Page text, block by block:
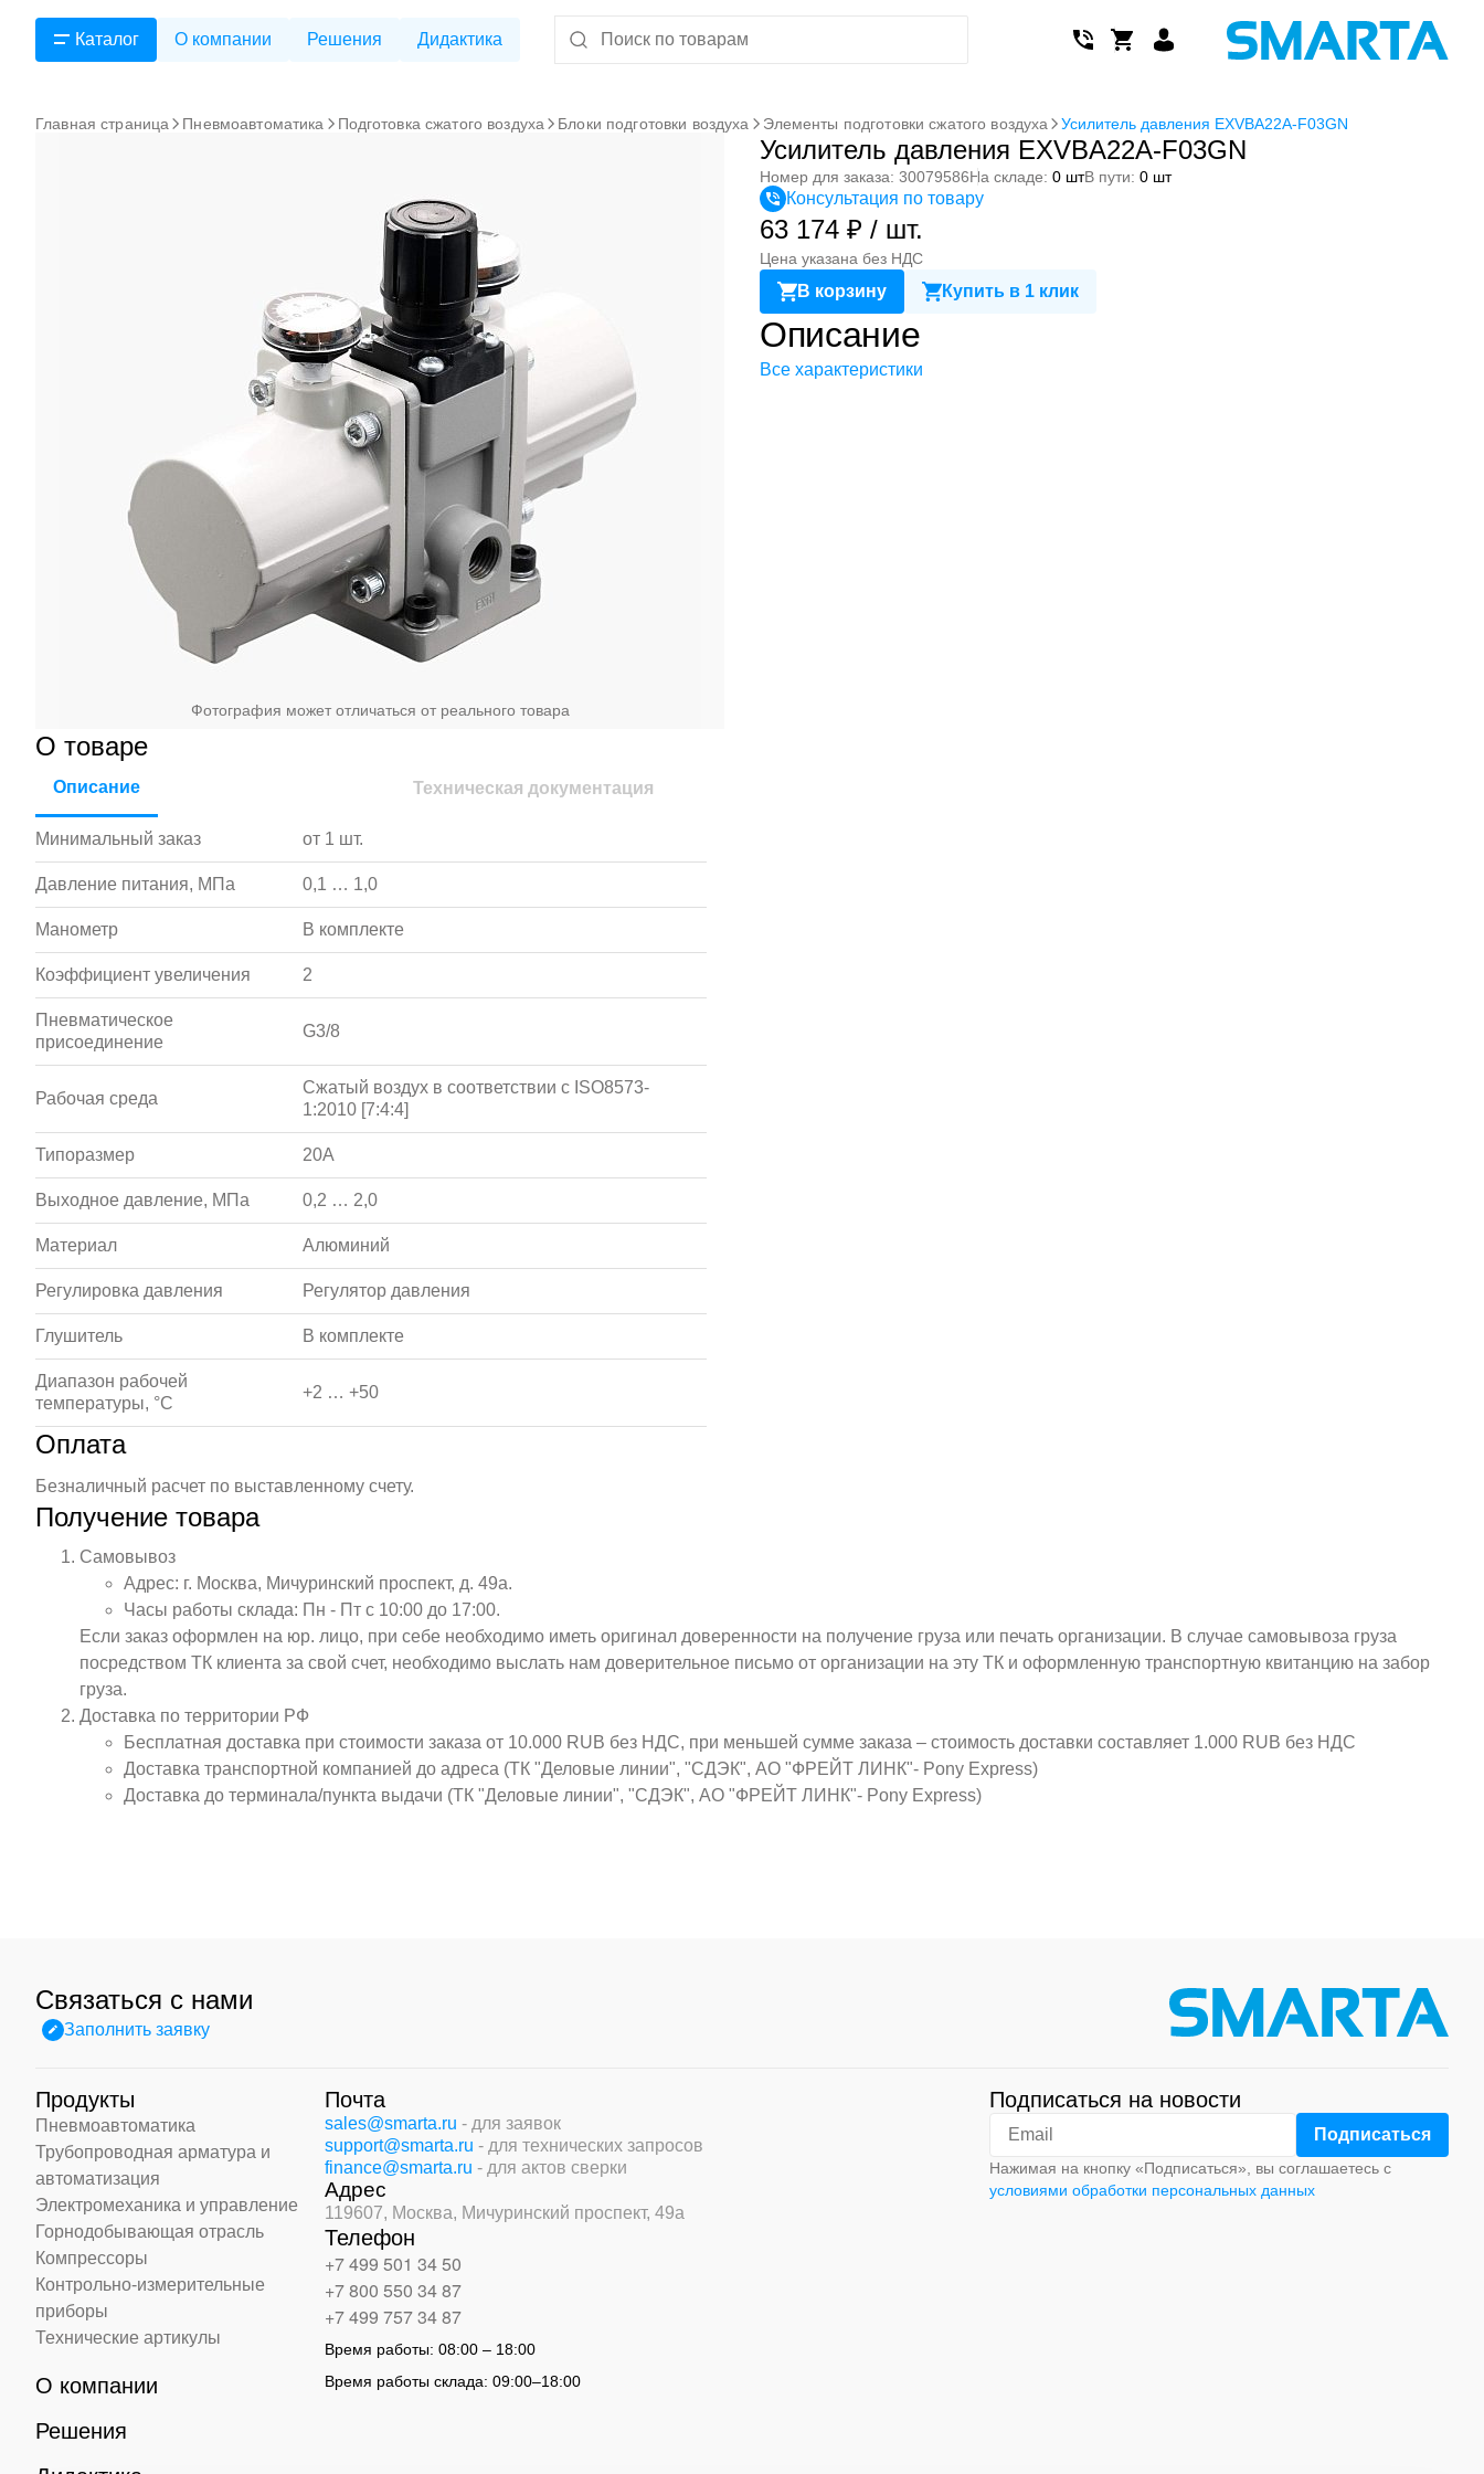
Каталог О компании Решения Дидактика
Главная страница Пневмоавтоматика Подготовка сжатого воздуха Блоки подготовки воздуха Элементы подготовки сжатого воздуха Усилитель давления EXVBA22A-F03GN
Фотография может отличаться от реального товара
Усилитель давления EXVBA22A-F03GN
Номер для заказа: 30079586На складе: 0 штВ пути: 0 шт
Консультация по товару
63 174 ₽ / шт.
Цена указана без НДС
В корзину Купить в 1 клик
Описание
Все характеристики
О товаре
Описание Техническая документация
Минимальный заказ от 1 шт.
Давление питания, МПа 0,1 … 1,0
Манометр В комплекте
Коэффициент увеличения 2
Пневматическое
присоединение
G3/8
Рабочая среда
Сжатый воздух в соответствии с ISO8573-
1:2010 [7:4:4]
Типоразмер 20A
Выходное давление, МПа 0,2 … 2,0
Материал Алюминий
Регулировка давления Регулятор давления
Глушитель В комплекте
Диапазон рабочей
температуры, °С
+2 … +50
Оплата
Безналичный расчет по выставленному счету.
Получение товара
Самовывоз
Адрес: г. Москва, Мичуринский проспект, д. 49а.
Часы работы склада: Пн - Пт с 10:00 до 17:00.
Если заказ оформлен на юр. лицо, при себе необходимо иметь оригинал доверенности на получение груза или печать организации. В случае самовывоза груза
посредством ТК клиента за свой счет, необходимо выслать нам доверительное письмо от организации на эту ТК и оформленную транспортную квитанцию на забор
груза.
Доставка по территории РФ
Бесплатная доставка при стоимости заказа от 10.000 RUB без НДС, при меньшей сумме заказа – стоимость доставки составляет 1.000 RUB без НДС
Доставка транспортной компанией до адреса (ТК "Деловые линии", "СДЭК", АО "ФРЕЙТ ЛИНК"- Pony Express)
Доставка до терминала/пункта выдачи (ТК "Деловые линии", "СДЭК", АО "ФРЕЙТ ЛИНК"- Pony Express)
Связаться с нами
Заполнить заявку
Продукты
Пневмоавтоматика
Трубопроводная арматура и
автоматизация
Электромеханика и управление
Горнодобывающая отрасль
Компрессоры
Контрольно-измерительные
приборы
Технические артикулы
О компании
Решения
Почта
sales@smarta.ru - для заявок
support@smarta.ru - для технических запросов
finance@smarta.ru - для актов сверки
Адрес
119607, Москва, Мичуринский проспект, 49а
Телефон
+7 499 501 34 50
+7 800 550 34 87
+7 499 757 34 87
Время работы:08:00 – 18:00
Время работы склада:09:00–18:00
Подписаться на новости
Нажимая на кнопку «Подписаться», вы соглашаетесь с
условиями обработки персональных данных